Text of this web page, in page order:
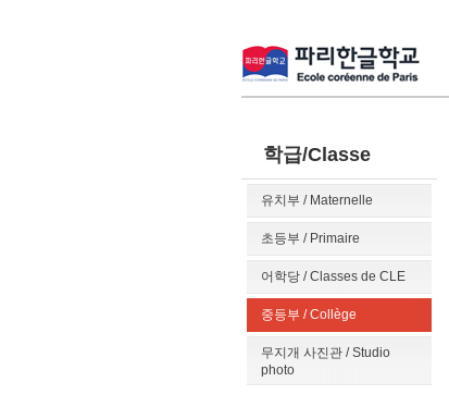
학급/Classe
유치부 / Maternelle
초등부 / Primaire
어학당 / Classes de CLE
중등부 / Collège
무지개 사진관 / Studio
photo